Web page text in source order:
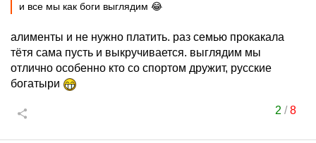
и все мы как боги выглядим 😂
алименты и не нужно платить. раз семью прокакала
тётя сама пусть и выкручивается. выглядим мы
отлично особенно кто со спортом дружит, русские
богатыри
2 /8